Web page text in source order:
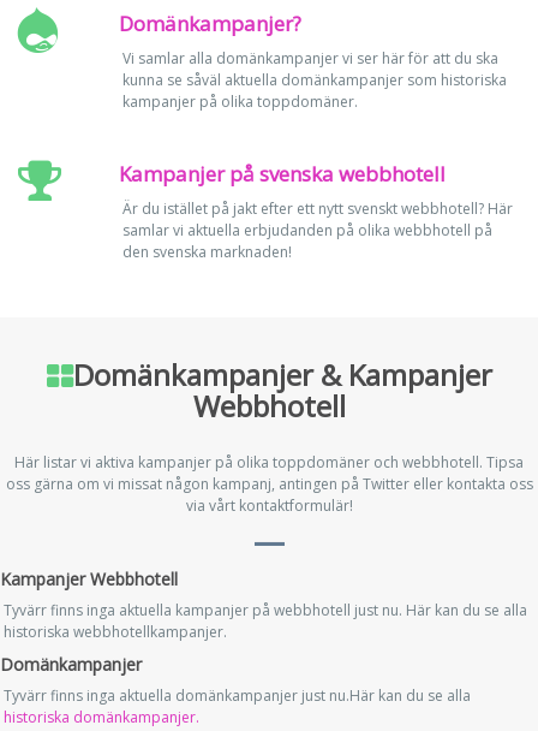
Domänkampanjer?
Vi samlar alla domänkampanjer vi ser här för att du ska
kunna se såväl aktuella domänkampanjer som historiska
kampanjer på olika toppdomäner.
Kampanjer på svenska webbhotell
Är du istället på jakt efter ett nytt svenskt webbhotell? Här
samlar vi aktuella erbjudanden på olika webbhotell på
den svenska marknaden!
Domänkampanjer & Kampanjer
Webbhotell
Här listar vi aktiva kampanjer på olika toppdomäner och webbhotell. Tipsa
oss gärna om vi missat någon kampanj, antingen på Twitter eller kontakta oss
via vårt kontaktformulär!
Kampanjer Webbhotell
Tyvärr finns inga aktuella kampanjer på webbhotell just nu. Här kan du se alla
historiska webbhotellkampanjer.
Domänkampanjer
Tyvärr finns inga aktuella domänkampanjer just nu.Här kan du se alla
historiska domänkampanjer.